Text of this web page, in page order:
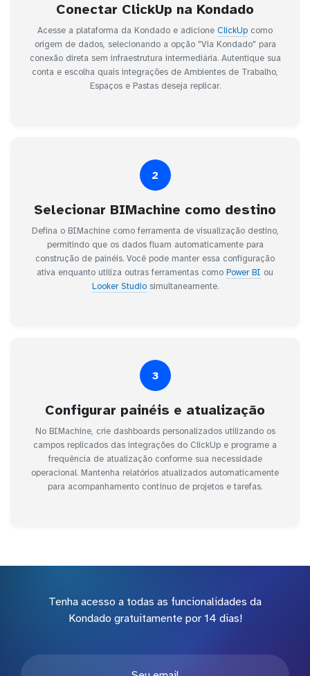
Conectar ClickUp na Kondado
Acesse a plataforma da Kondado e adicione ClickUp como
origem de dados, selecionando a opção "Via Kondado" para
conexão direta sem infraestrutura intermediária. Autentique sua
conta e escolha quais integrações de Ambientes de Trabalho,
Espaços e Pastas deseja replicar.
2
Selecionar BIMachine como destino
Defina o BIMachine como ferramenta de visualização destino,
permitindo que os dados fluam automaticamente para
construção de painéis. Você pode manter essa configuração
ativa enquanto utiliza outras ferramentas como Power BI ou
Looker Studiosimultaneamente.
3
Configurar painéis e atualização
No BIMachine, crie dashboards personalizados utilizando os
campos replicados das integrações do ClickUp e programe a
frequência de atualização conforme sua necessidade
operacional. Mantenha relatórios atualizados automaticamente
para acompanhamento contínuo de projetos e tarefas.
Tenha acesso a todas as funcionalidades da
Kondado gratuitamente por 14 dias!